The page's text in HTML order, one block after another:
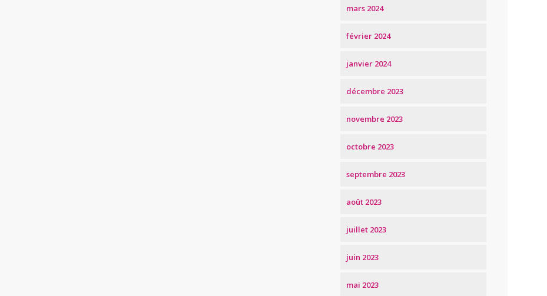
mars 2024
février 2024
janvier 2024
décembre 2023
novembre 2023
octobre 2023
septembre 2023
août 2023
juillet 2023
juin 2023
mai 2023